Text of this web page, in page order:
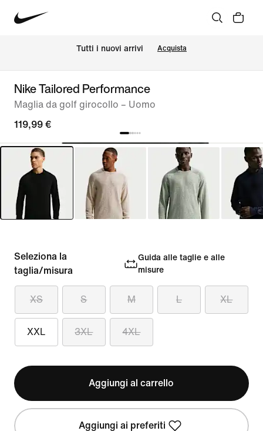
Tutti i nuovi arrivi Acquista
Nike Tailored Performance
Maglia da golf girocollo – Uomo
119,99 €
Seleziona la
taglia/misura
Guida alle taglie e alle
misure
XS S M L XL
XXL 3XL 4XL
Aggiungi al carrello
Aggiungi ai preferiti